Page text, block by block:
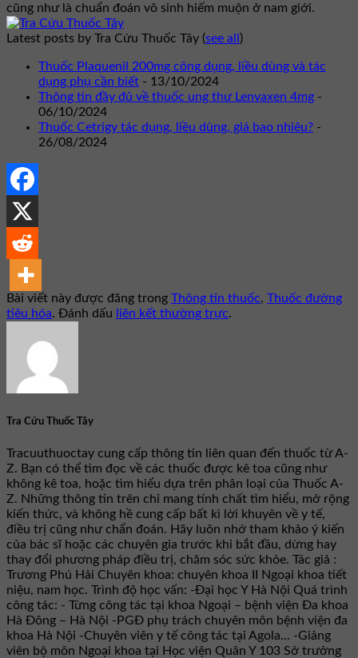
cũng như là chuẩn đoán vô sinh hiếm muộn ở nam giới.
Latest posts by Tra Cứu Thuốc Tây (see all)
Thuốc Plaquenil 200mg công dụng, liều dùng và tác
dụng phụ cần biết - 13/10/2024
Thông tin đầy đủ về thuốc ung thư Lenvaxen 4mg -
06/10/2024
Thuốc Cetrigy tác dụng, liều dùng, giá bao nhiêu? -
26/08/2024
Bài viết này được đăng trong Thông tin thuốc, Thuốc đường
tiêu hóa. Đánh dấu liên kết thường trực.
Tra Cứu Thuốc Tây
Tracuuthuoctay cung cấp thông tin liên quan đến thuốc từ A-
Z. Bạn có thể tìm đọc về các thuốc được kê toa cũng như
không kê toa, hoặc tìm hiểu dựa trên phân loại của Thuốc A-
Z. Những thông tin trên chỉ mang tính chất tìm hiểu, mở rộng
kiến thức, và không hề cung cấp bất kì lời khuyên về y tế,
điều trị cũng như chẩn đoán. Hãy luôn nhớ tham khảo ý kiến
của bác sĩ hoặc các chuyên gia trước khi bắt đầu, dừng hay
thay đổi phương pháp điều trị, chăm sóc sức khỏe. Tác giả :
Trương Phú Hải Chuyên khoa: chuyên khoa II Ngoại khoa tiết
niệu, nam học. Trình độ học vấn: -Đại học Y Hà Nội Quá trình
công tác: - Từng công tác tại khoa Ngoại – bệnh viện Đa khoa
Hà Đông – Hà Nội -PGĐ phụ trách chuyên môn bệnh viện đa
khoa Hà Nội -Chuyên viên y tế công tác tại Agola... -Giảng
viên bộ môn Ngoại khoa tại Học viện Quân Y 103 Sở trưởng